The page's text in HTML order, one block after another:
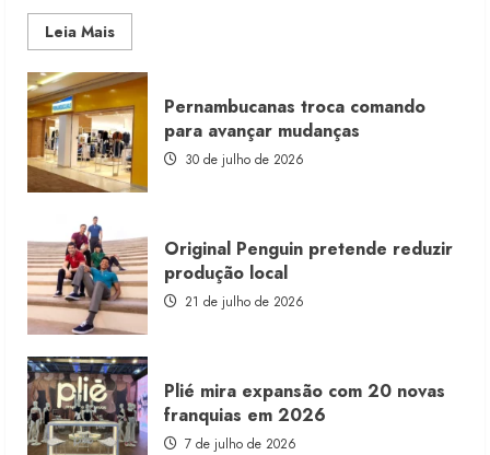
Leia MaisRead
more
Morena
Rosa
lança
franquia
com
estoque
consignado
Pernambucanas troca comando
para avançar mudanças
30 de julho de 2026
Original Penguin pretende reduzir
produção local
21 de julho de 2026
Plié mira expansão com 20 novas
franquias em 2026
7 de julho de 2026